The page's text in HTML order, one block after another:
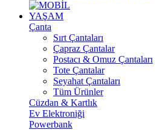
YAŞAM
Çanta
Sırt Çantaları
Çapraz Çantalar
Postacı & Omuz Çantaları
Tote Çantalar
Seyahat Çantaları
Tüm Ürünler
Cüzdan & Kartlık
Ev Elektroniği
Powerbank